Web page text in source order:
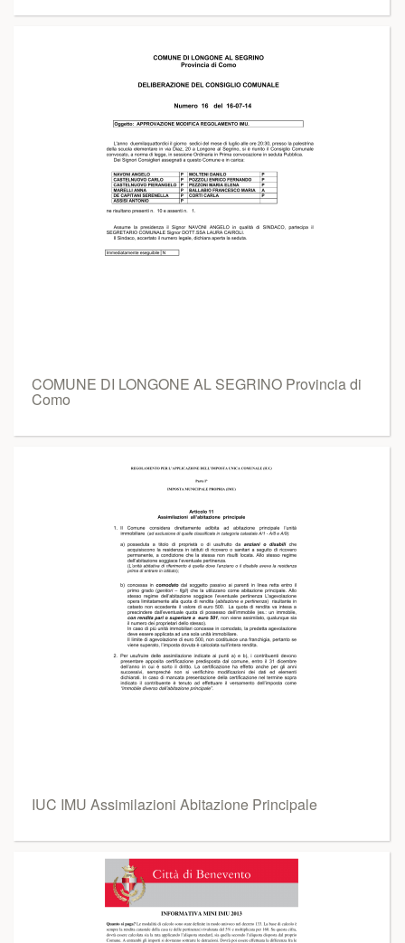
COMUNE DI LONGONE AL SEGRINO Provincia di
Como
IUC IMU Assimilazioni Abitazione Principale